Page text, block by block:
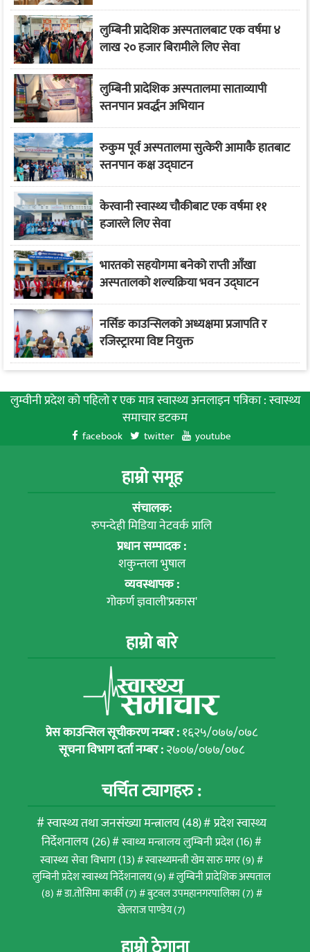
लुम्बिनी प्रादेशिक अस्पतालबाट एक वर्षमा ४
लाख २० हजार बिरामीले लिए सेवा
लुम्बिनी प्रादेशिक अस्पतालमा साताव्यापी
स्तनपान प्रवर्द्धन अभियान
रुकुम पूर्व अस्पतालमा सुत्केरी आमाकै हातबाट
स्तनपान कक्ष उद्घाटन
केरवानी स्वास्थ्य चौकीबाट एक वर्षमा ११
हजारले लिए सेवा
भारतको सहयोगमा बनेको राप्ती आँखा
अस्पतालको शल्यक्रिया भवन उद्घाटन
नर्सिङ काउन्सिलको अध्यक्षमा प्रजापति र
रजिस्ट्रारमा विष्ट नियुक्त
लुम्वीनी प्रदेश को पहिलाे र एक मात्र स्वास्थ्य अनलाइन पत्रिका : स्वास्थ्य
समाचार डटकम
facebook twitter youtube
हाम्रो समूह
संचालक:
रुपन्देही मिडिया नेटवर्क प्रालि
प्रधान सम्पादक :
शकुन्तला भुषाल
व्यवस्थापक :
गोकर्ण ज्ञवाली'प्रकास'
हाम्रो बारे
प्रेस काउन्सिल सूचीकरण नम्बर :१६२५/०७७/०७८
सूचना विभाग दर्ता नम्बर :२७०७/०७७/०७८
चर्चित ट्यागहरु :
स्वास्थ्य तथा जनसंख्या मन्त्रालय(48)
प्रदेश स्वास्थ्य
निर्देशनालय(26) स्वाथ्य मन्त्रालय लुम्बिनी प्रदेश(16)
स्वास्थ्य सेवा विभाग(13) स्वास्थ्यमन्त्री खेम सारु मगर(9)
लुम्बिनी प्रदेश स्वास्थ्य निर्देशनालय(9)
लुम्बिनी प्रादेशिक अस्पताल
(8)
डा.तोसिमा कार्की(7) बुटवल उपमहानगरपालिका(7)
खेलराज पाण्डेय(7)